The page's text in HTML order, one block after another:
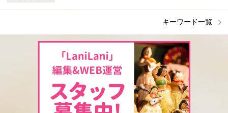
キーワード一覧